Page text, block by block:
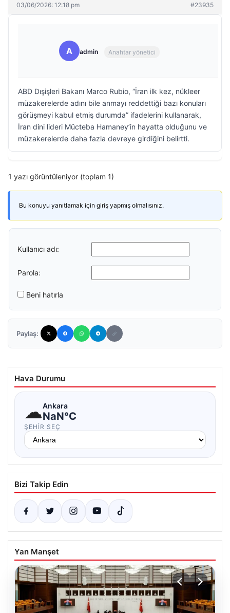
03/06/2026: 12:18 pm #23935
A admin Anahtar yönetici
ABD Dışişleri Bakanı Marco Rubio, “İran ilk kez, nükleer
müzakerelerde adını bile anmayı reddettiği bazı konuları
görüşmeyi kabul etmiş durumda” ifadelerini kullanarak,
İran dini lideri Mücteba Hamaney’in hayatta olduğunu ve
müzakerelerde daha fazla devreye girdiğini belirtti.
1 yazı görüntüleniyor (toplam 1)
Bu konuyu yanıtlamak için giriş yapmış olmalısınız.
Kullanıcı adı:
Parola:
Beni hatırla
Paylaş:
Hava Durumu
☁Ankara
NaN°C
ŞEHIR SEÇ
Bizi Takip Edin
Yan Manşet